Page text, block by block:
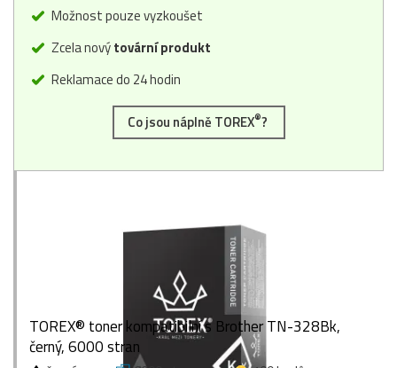
Možnost pouze vyzkoušet
Zcela novýtovární produkt
Reklamace do 24 hodin
Co jsou náplně TOREX®?
TOREX® toner kompatibilní s Brother TN-328Bk,
černý, 6000 stran